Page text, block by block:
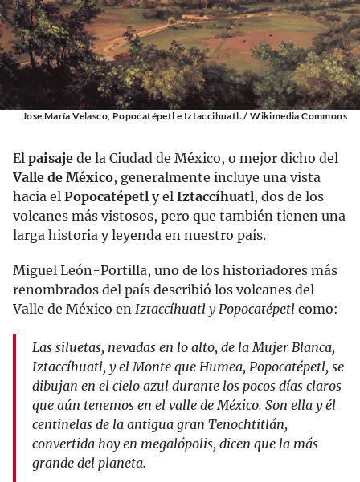
Jose María Velasco, Popocatépetl e Iztaccihuatl. / Wikimedia Commons
El paisaje de la Ciudad de México, o mejor dicho del
Valle de México, generalmente incluye una vista
hacia el Popocatépetl y el Iztaccíhuatl, dos de los
volcanes más vistosos, pero que también tienen una
larga historia y leyenda en nuestro país.
Miguel León-Portilla, uno de los historiadores más
renombrados del país describió los volcanes del
Valle de México en Iztaccíhuatl y Popocatépetl como:
Las siluetas, nevadas en lo alto, de la Mujer Blanca,
Iztaccíhuatl, y el Monte que Humea, Popocatépetl, se
dibujan en el cielo azul durante los pocos días claros
que aún tenemos en el valle de México. Son ella y él
centinelas de la antigua gran Tenochtitlán,
convertida hoy en megalópolis, dicen que la más
grande del planeta.